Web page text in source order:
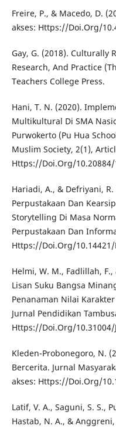
Freire, P., & Macedo, D.
akses: Https://Doi.Org/
Gay, G. (2018). Culturally
Research, And Practice
Teachers College Press.
Hani, T. N. (2020).
Multikultural Di SMA
Purwokerto (Pu Hua
Muslim Society, 2(1),
Https://Doi.Org/
Hariadi, A., & Defriyani,
Perpustakaan Dan
Storytelling Di Masa
Perpustakaan Dan
Https://Doi.Org/10.14421/
Helmi, W. M., Fadlillah,
Lisan Suku Bangsa
Penanaman Nilai
Jurnal Pendidikan
Https://Doi.Org/10.31004/
Kleden-Probonegoro, N.
Bercerita. Jurnal
akses: Https://Doi.Org/
Latif, V. A., Saguni, S. S.,
Hastab, N. A., &